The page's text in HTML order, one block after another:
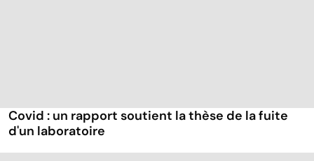
Covid : un rapport soutient la thèse de la fuite
d'un laboratoire